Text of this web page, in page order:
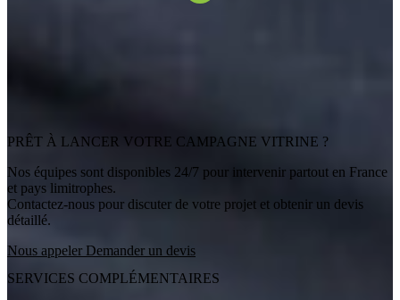
PRÊT À LANCER VOTRE CAMPAGNE VITRINE ?
Nos équipes sont disponibles 24/7 pour intervenir partout en France
et pays limitrophes.
Contactez-nous pour discuter de votre projet et obtenir un devis
détaillé.
Nous appeler Demander un devis
SERVICES COMPLÉMENTAIRES